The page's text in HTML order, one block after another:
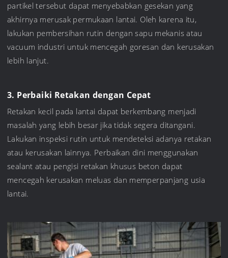
partikel tersebut dapat menyebabkan gesekan yang
akhirnya merusak permukaan lantai. Oleh karena itu,
lakukan pembersihan rutin dengan sapu mekanis atau
vacuum industri untuk mencegah goresan dan kerusakan
lebih lanjut.
3. Perbaiki Retakan dengan Cepat
Retakan kecil pada lantai dapat berkembang menjadi
masalah yang lebih besar jika tidak segera ditangani.
Lakukan inspeksi rutin untuk mendeteksi adanya retakan
atau kerusakan lainnya. Perbaikan dini menggunakan
sealant atau pengisi retakan khusus beton dapat
mencegah kerusakan meluas dan memperpanjang usia
lantai.